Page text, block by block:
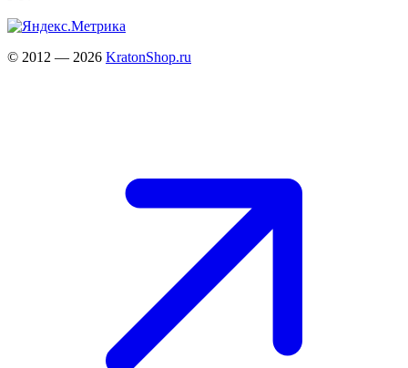
© 2012 — 2026 KratonShop.ru